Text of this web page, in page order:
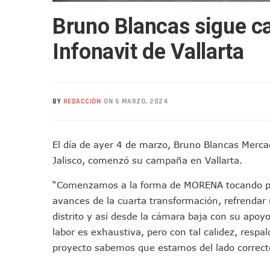
Arquitecto Luis Munguía
Semana Lluviosa Para
Voces Del Orgullo
Buques Mexicanos Parten
Nuevo Transporte
Centro De Autismo Es Un
Lluvias Y Oleaje Elevado
En PV Encabezan
Pancho López; En La Mira
Cae El “R1”, Presunto
Muere Manolo Solo, Actor
Bruno Blancas sigue
Infonavit de Vallarta
BY REDACCIÓN ON 5 MARZO, 2024
El día de ayer 4 de marzo, Bruno Blancas
Jalisco, comenzó su campaña en Vallarta.
“Comenzamos a la forma de MORENA
avances de la cuarta transformación,
distrito y así desde la cámara baja con su
labor es exhaustiva, pero con tal calidez,
proyecto sabemos que estamos del lado